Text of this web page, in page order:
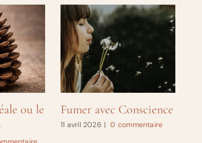
ou le
Fumer avec Conscience
11 avril 2026 | 0 commentaire